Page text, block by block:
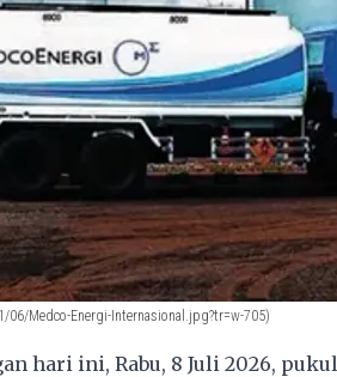
Medco-Energi-Internasional.jpg?tr=w-705)
hari ini, Rabu, 8 Juli 2026, pukul